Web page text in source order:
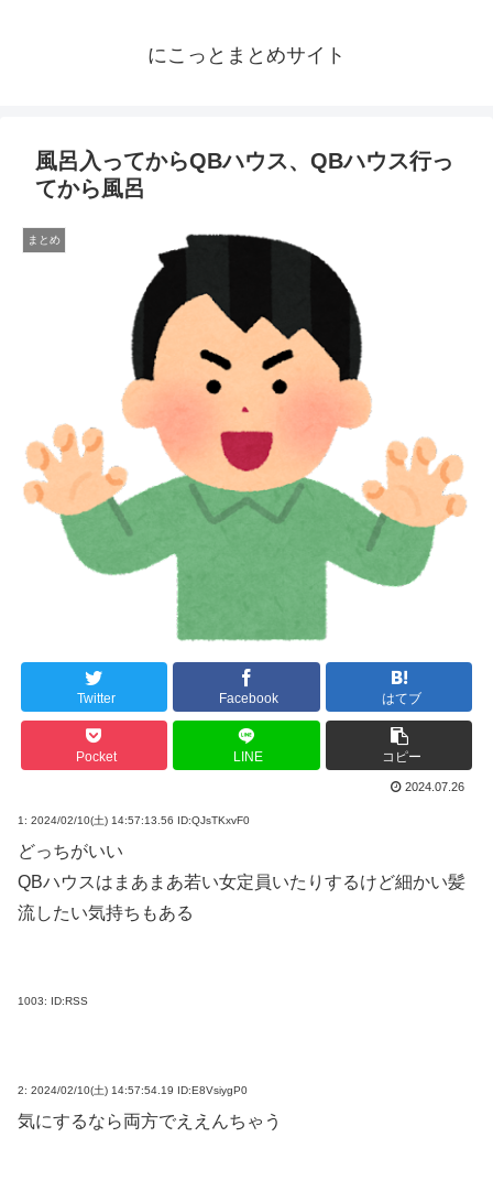
にこっとまとめサイト
風呂入ってからQBハウス、QBハウス行っ
てから風呂
まとめ
Twitter Facebook はてブ
Pocket LINE コピー
2024.07.26
1: 2024/02/10(土) 14:57:13.56 ID:QJsTKxvF0
どっちがいい
QBハウスはまあまあ若い女定員いたりするけど細かい髪
流したい気持ちもある
1003: ID:RSS
2: 2024/02/10(土) 14:57:54.19 ID:E8VsiygP0
気にするなら両方でええんちゃう